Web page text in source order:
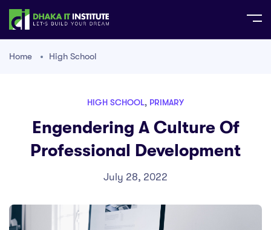
Home High School
HIGH SCHOOL, PRIMARY
Engendering A Culture Of
Professional Development
July 28, 2022